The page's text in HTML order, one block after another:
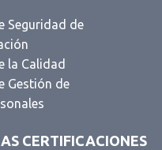
Seguridad de
la Calidad
Gestión de
CERTIFICACIONES